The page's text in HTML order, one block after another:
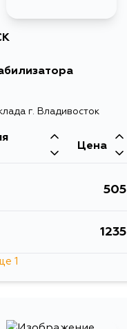
г. Владивосток
Цена
505
1235
1